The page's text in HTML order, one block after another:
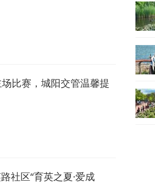
比赛，城阳交管温馨提
社区“育英之夏·爱成